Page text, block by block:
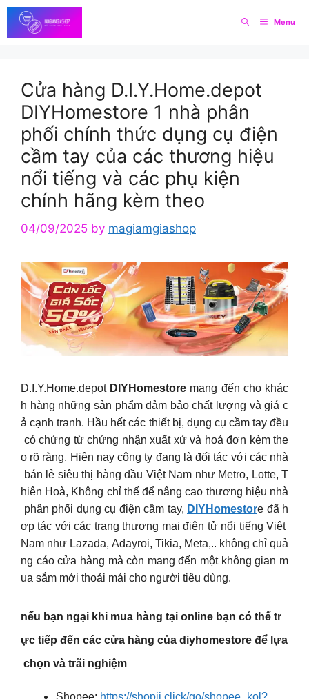
Skip
to
content
Menu
Cửa hàng D.I.Y.Home.depot
DIYHomestore 1 nhà phân
phối chính thức dụng cụ điện
cầm tay của các thương hiệu
nổi tiếng và các phụ kiện
chính hãng kèm theo
04/09/2025 by magiamgiashop
D.I.Y.Home.depot DIYHomestore mang đến cho khác
h hàng những sản phẩm đảm bảo chất lượng và giá c
ả cạnh tranh. Hầu hết các thiết bị, dụng cụ cầm tay đều
có chứng từ chứng nhận xuất xứ và hoá đơn kèm the
o rõ ràng. Hiện nay công ty đang là đối tác với các nhà
bán lẻ siêu thị hàng đầu Việt Nam như Metro, Lotte, T
hiên Hoà, Không chỉ thế để nâng cao thương hiệu nhà
phân phối dụng cụ điện cầm tay, DIYHomestore đã h
ợp tác với các trang thương mại điện tử nổi tiếng Việt
Nam như Lazada, Adayroi, Tikia, Meta,.. không chỉ quả
ng cáo cửa hàng mà còn mang đến một không gian m
ua sắm mới thoải mái cho người tiêu dùng.
nếu bạn ngại khi mua hàng tại online bạn có thể tr
ực tiếp đến các cửa hàng của diyhomestore để lựa
chọn và trãi nghiệm